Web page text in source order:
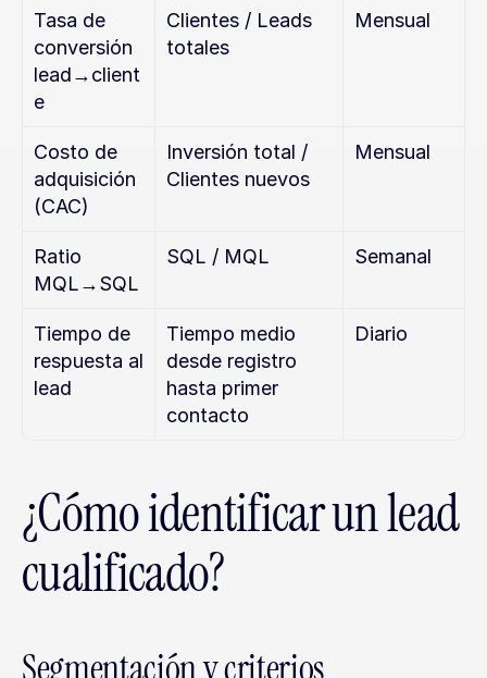
Tasa de
conversión
lead→client
e
Clientes / Leads
totales
Mensual
Costo de
adquisición
(CAC)
Inversión total /
Clientes nuevos
Mensual
Ratio
MQL→SQL
SQL / MQL Semanal
Tiempo de
respuesta al
lead
Tiempo medio
desde registro
hasta primer
contacto
Diario
¿Cómo identificar un lead
cualificado?